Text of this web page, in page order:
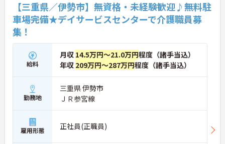
【三重県／伊勢市】無資格・未経験歓迎♪無料駐
車場完備★デイサービスセンターで介護職員募
集！
給料
月収 14.5万円～21.0万円程度（諸手当込）
年収 209万円～287万円程度（諸手当込）
勤務地
三重県 伊勢市
ＪＲ参宮線
雇用形態 正社員(正職員)